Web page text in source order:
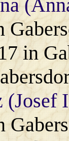
in
(Josef